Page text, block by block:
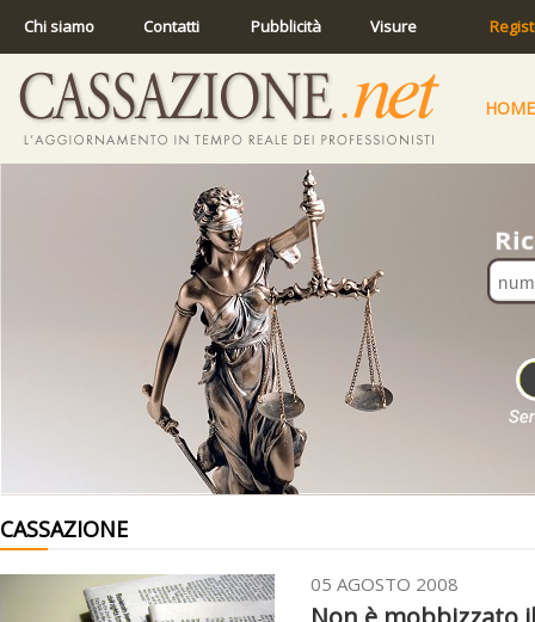
Chi siamo Contatti Pubblicità Visure
HOME
CASSAZIONE
05 AGOSTO 2008